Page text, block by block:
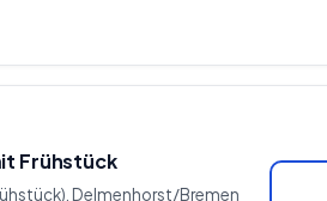
Frühstück
Delmenhorst/Bremen